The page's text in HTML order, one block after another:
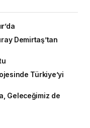
Demirtaş’tan
Türkiye’yi
Geleceğimiz de